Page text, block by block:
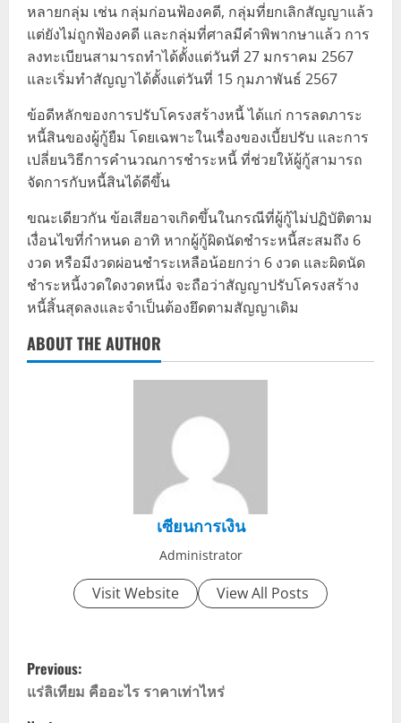
หลายกลุ่ม เช่น กลุ่มก่อนฟ้องคดี, กลุ่มที่ยกเลิกสัญญาแล้ว
แต่ยังไม่ถูกฟ้องคดี และกลุ่มที่ศาลมีคำพิพากษาแล้ว การ
ลงทะเบียนสามารถทำได้ตั้งแต่วันที่ 27 มกราคม 2567
และเริ่มทำสัญญาได้ตั้งแต่วันที่ 15 กุมภาพันธ์ 2567
ข้อดีหลักของการปรับโครงสร้างหนี้ ได้แก่ การลดภาระ
หนี้สินของผู้กู้ยืม โดยเฉพาะในเรื่องของเบี้ยปรับ และการ
เปลี่ยนวิธีการคำนวณการชำระหนี้ ที่ช่วยให้ผู้กู้สามารถ
จัดการกับหนี้สินได้ดีขึ้น
ขณะเดียวกัน ข้อเสียอาจเกิดขึ้นในกรณีที่ผู้กู้ไม่ปฏิบัติตาม
เงื่อนไขที่กำหนด อาทิ หากผู้กู้ผิดนัดชำระหนี้สะสมถึง 6
งวด หรือมีงวดผ่อนชำระเหลือน้อยกว่า 6 งวด และผิดนัด
ชำระหนี้งวดใดงวดหนึ่ง จะถือว่าสัญญาปรับโครงสร้าง
หนี้สิ้นสุดลงและจำเป็นต้องยึดตามสัญญาเดิม
ABOUT THE AUTHOR
เซียนการเงิน
Administrator
Visit Website View All Posts
P
o
Previous:
แร่ลิเทียม คืออะไร ราคาเท่าไหร่